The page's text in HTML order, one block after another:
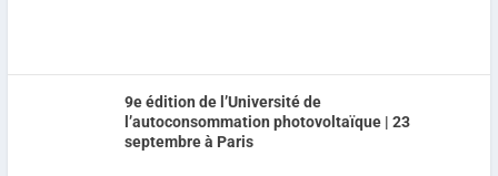
9e édition de l’Université de
l’autoconsommation photovoltaïque | 23
septembre à Paris